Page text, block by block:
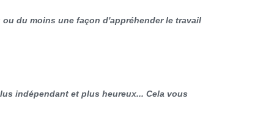
du moins une façon d'appréhender le travail
indépendant et plus heureux... Cela vous